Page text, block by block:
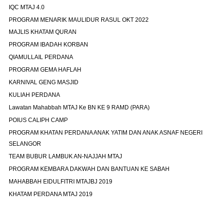
IQC MTAJ 4.0
PROGRAM MENARIK MAULIDUR RASUL OKT 2022
MAJLIS KHATAM QURAN
PROGRAM IBADAH KORBAN
QIAMULLAIL PERDANA
PROGRAM GEMA HAFLAH
KARNIVAL GENG MASJID
KULIAH PERDANA
Lawatan Mahabbah MTAJ Ke BN KE 9 RAMD (PARA)
POIUS CALIPH CAMP
PROGRAM KHATAN PERDANA ANAK YATIM DAN ANAK ASNAF NEGERI
SELANGOR
TEAM BUBUR LAMBUK AN-NAJJAH MTAJ
PROGRAM KEMBARA DAKWAH DAN BANTUAN KE SABAH
MAHABBAH EIDULFITRI MTAJBJ 2019
KHATAM PERDANA MTAJ 2019